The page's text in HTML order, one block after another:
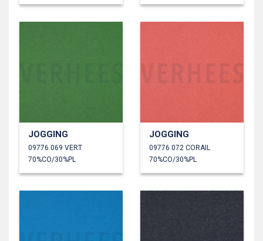
JOGGING
09776.069 VERT
70%CO/30%PL
JOGGING
09776.072 CORAIL
70%CO/30%PL